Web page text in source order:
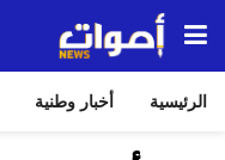
الرئيسية أخبار وطنية